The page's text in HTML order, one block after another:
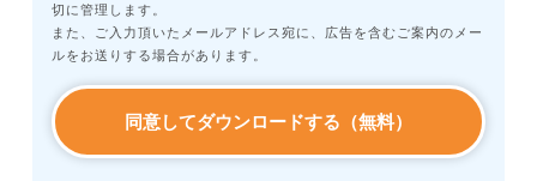
切に管理します。
また、ご入力頂いたメールアドレス宛に、広告を含むご案内のメー
ルをお送りする場合があります。